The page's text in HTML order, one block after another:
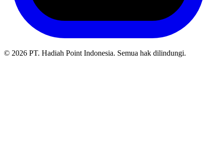
© 2026 PT. Hadiah Point Indonesia. Semua hak dilindungi.